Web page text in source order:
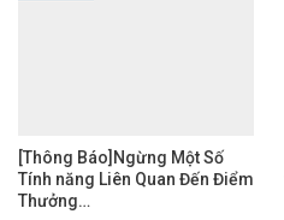
[Thông Báo]Ngừng Một Số
Tính năng Liên Quan Đến Điểm
Thưởng…